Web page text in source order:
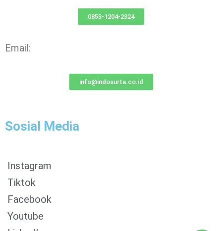
0853-1204-2324
Email:
info@indosurta.co.id
Sosial Media
Instagram
Tiktok
Facebook
Youtube